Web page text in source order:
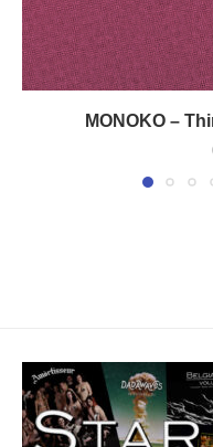
MONOKO –